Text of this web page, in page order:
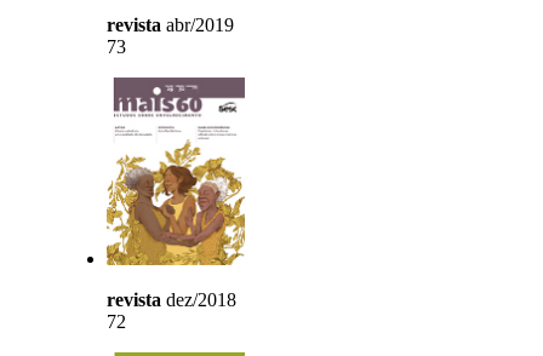
revista abr/2019
73
revista dez/2018
72